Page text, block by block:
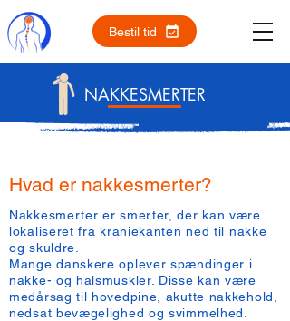
Bestil tid
NAKKESMERTER
Hvad er nakkesmerter?
Nakkesmerter er smerter, der kan være
lokaliseret fra kraniekanten ned til nakke
og skuldre.
Mange danskere oplever spændinger i
nakke- og halsmuskler. Disse kan være
medårsag til hovedpine, akutte nakkehold,
nedsat bevægelighed og svimmelhed.